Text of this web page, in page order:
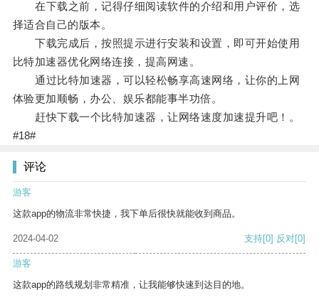
在下载之前，记得仔细阅读软件的介绍和用户评价，选
择适合自己的版本。
下载完成后，按照提示进行安装和设置，即可开始使用
比特加速器优化网络连接，提高网速。
通过比特加速器，可以轻松畅享高速网络，让你的上网
体验更加顺畅，办公、娱乐都能事半功倍。
赶快下载一个比特加速器，让网络速度加速提升吧！。
#18#
评论
游客
这款app的物流非常快捷，我下单后很快就能收到商品。
2024-04-02 支持[0] 反对[0]
游客
这款app的路线规划非常精准，让我能够快速到达目的地。